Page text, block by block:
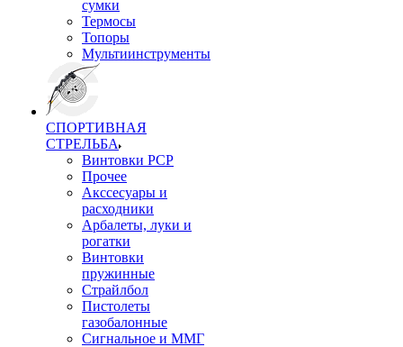
сумки
Термосы
Топоры
Мультиинструменты
СПОРТИВНАЯ
СТРЕЛЬБА
Винтовки PCP
Прочее
Акссесуары и
расходники
Арбалеты, луки и
рогатки
Винтовки
пружинные
Страйлбол
Пистолеты
газобалонные
Сигнальное и ММГ